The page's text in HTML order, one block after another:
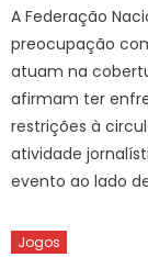
A Federação
preocupação
atuam na
afirmam ter
restrições à
atividade
evento ao lado
Jogos